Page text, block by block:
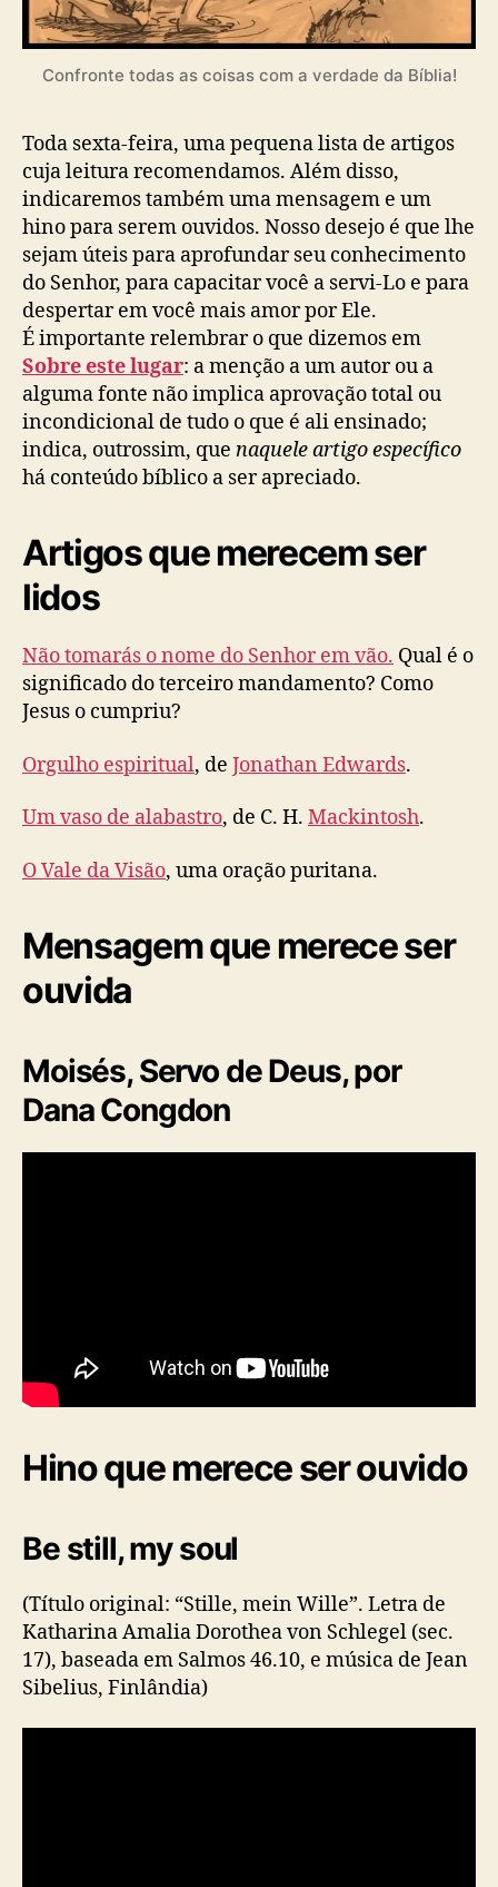
Confronte todas as coisas com a verdade da Bíblia!
Toda sexta-feira, uma pequena lista de artigos
cuja leitura recomendamos. Além disso,
indicaremos também uma mensagem e um
hino para serem ouvidos. Nosso desejo é que lhe
sejam úteis para aprofundar seu conhecimento
do Senhor, para capacitar você a servi-Lo e para
despertar em você mais amor por Ele.
É importante relembrar o que dizemos em
Sobre este lugar: a menção a um autor ou a
alguma fonte não implica aprovação total ou
incondicional de tudo o que é ali ensinado;
indica, outrossim, que naquele artigo específico
há conteúdo bíblico a ser apreciado.
Artigos que merecem ser
lidos
Não tomarás o nome do Senhor em vão. Qual é o
significado do terceiro mandamento? Como
Jesus o cumpriu?
Orgulho espiritual, de Jonathan Edwards.
Um vaso de alabastro, de C. H. Mackintosh.
O Vale da Visão, uma oração puritana.
Mensagem que merece ser
ouvida
Moisés, Servo de Deus, por
Dana Congdon
Hino que merece ser ouvido
Be still, my soul
(Título original: “Stille, mein Wille”. Letra de
Katharina Amalia Dorothea von Schlegel (sec.
17), baseada em Salmos 46.10, e música de Jean
Sibelius, Finlândia)